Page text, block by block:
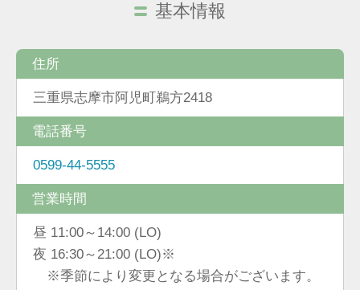
基本情報
住所
三重県志摩市阿児町鵜方2418
電話番号
0599-44-5555
営業時間
昼 11:00～14:00 (LO)
夜 16:30～21:00 (LO)※
※季節により変更となる場合がございます。